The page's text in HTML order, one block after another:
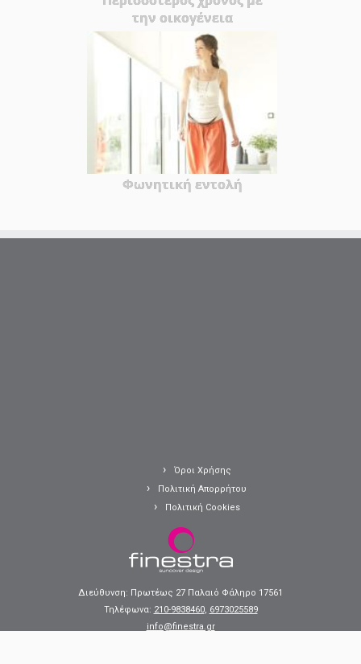
την οικογένεια
Φωνητική εντολή
Όροι Χρήσης
Πολιτική Απορρήτου
Πολιτική Cookies
Διεύθυνση: Πρωτέως 27 Παλαιό Φάληρο 17561
Τηλέφωνα: 210-9838460, 6973025589
info@finestra.gr